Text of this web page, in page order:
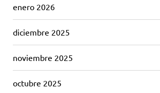
enero 2026
diciembre 2025
noviembre 2025
octubre 2025